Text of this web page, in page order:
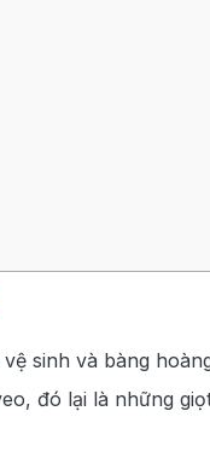
sinh và bàng
đó lại là những